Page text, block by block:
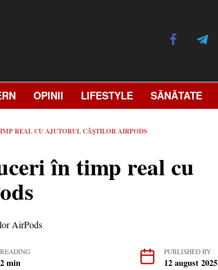
OPINII LIFESTYLE SĂNĂTATE
REAL CU AJUTORUL CĂȘTILOR AIRPODS
în timp real cu
READING
2 min
PUBLISHED BY
12 august 2025